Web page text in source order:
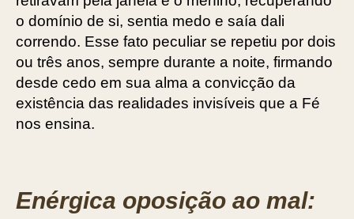
o domínio de si, sentia medo e saía dali
correndo. Esse fato peculiar se repetiu por dois
ou três anos, sempre durante a noite, firmando
desde cedo em sua alma a convicção da
existência das realidades invisíveis que a Fé
nos ensina.
Enérgica oposição ao mal: